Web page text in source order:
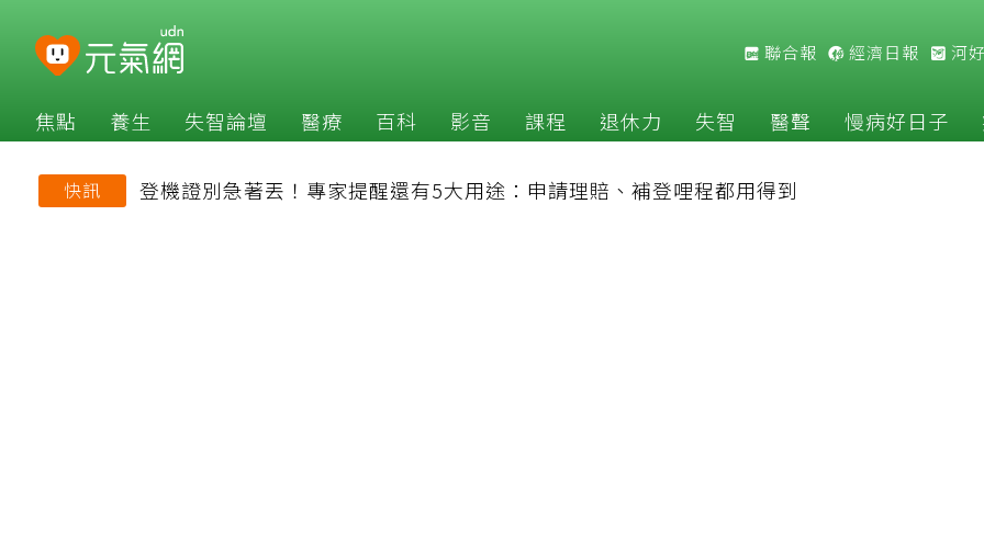
聯合報 經濟日報 河
焦點 養生 失智論壇 醫療 百科 影音 課程 退休力 失智 醫聲 慢病好日子
快訊 登機證別急著丟！專家提醒還有5大用途：申請理賠、補登哩程都用得到